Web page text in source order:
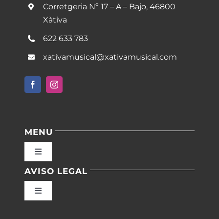
Corretgeria Nº 17 – A – Bajo, 46800
Xàtiva
622 633 783
xativamusical@xativamusical.com
MENU
Toggle
Inicio
AVISO LEGAL
Toggle